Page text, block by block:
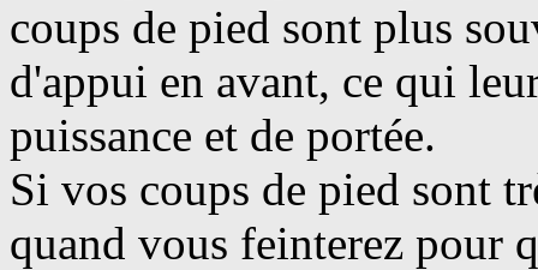
coups de pied sont plus
d'appui en avant, ce qui
puissance et de portée.
Si vos coups de pied sont
quand vous feinterez pour